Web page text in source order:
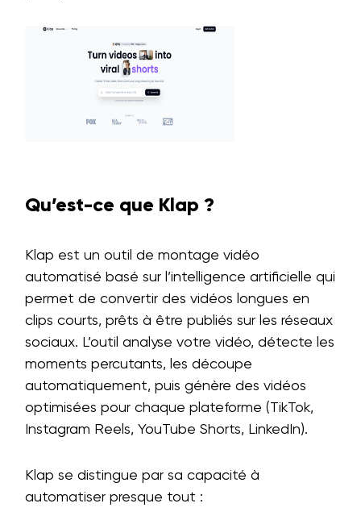
Qu’est-ce que Klap ?
Klap est un outil de montage vidéo
automatisé basé sur l’intelligence artificielle qui
permet de convertir des vidéos longues en
clips courts, prêts à être publiés sur les réseaux
sociaux. L’outil analyse votre vidéo, détecte les
moments percutants, les découpe
automatiquement, puis génère des vidéos
optimisées pour chaque plateforme (TikTok,
Instagram Reels, YouTube Shorts, LinkedIn).
Klap se distingue par sa capacité à
automatiser presque tout :